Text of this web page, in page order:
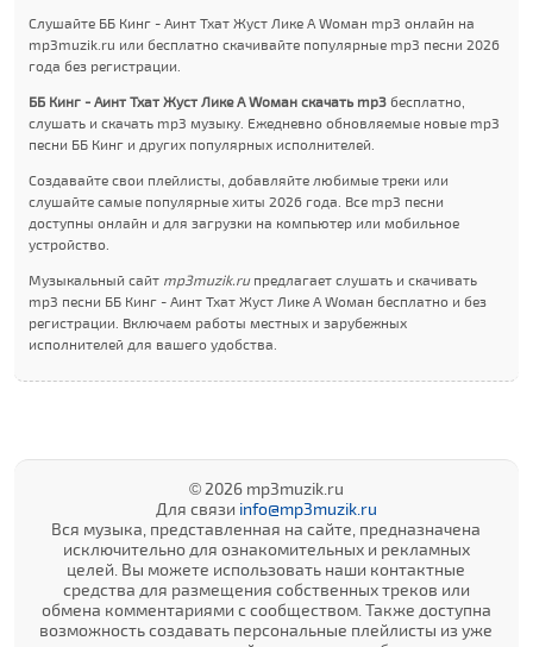
Слушайте ББ Кинг - Аинт Тхат Жуст Лике А Wоман mp3 онлайн на
mp3muzik.ru или бесплатно скачивайте популярные mp3 песни 2026
года без регистрации.
ББ Кинг - Аинт Тхат Жуст Лике А Wоман скачать mp3 бесплатно,
слушать и скачать mp3 музыку. Ежедневно обновляемые новые mp3
песни ББ Кинг и других популярных исполнителей.
Создавайте свои плейлисты, добавляйте любимые треки или
слушайте самые популярные хиты 2026 года. Все mp3 песни
доступны онлайн и для загрузки на компьютер или мобильное
устройство.
Музыкальный сайт mp3muzik.ruпредлагает слушать и скачивать
mp3 песни ББ Кинг - Аинт Тхат Жуст Лике А Wоман бесплатно и без
регистрации. Включаем работы местных и зарубежных
исполнителей для вашего удобства.
© 2026 mp3muzik.ru
Для связи info@mp3muzik.ru
Вся музыка, представленная на сайте, предназначена
исключительно для ознакомительных и рекламных
целей. Вы можете использовать наши контактные
средства для размещения собственных треков или
обмена комментариями с сообществом. Также доступна
возможность создавать персональные плейлисты из уже